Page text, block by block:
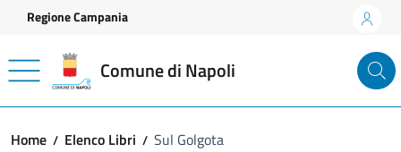
Vai ai contenuti
Vai al footer
Regione Campania
Comune di Napoli
Home Elenco Libri Sul Golgota